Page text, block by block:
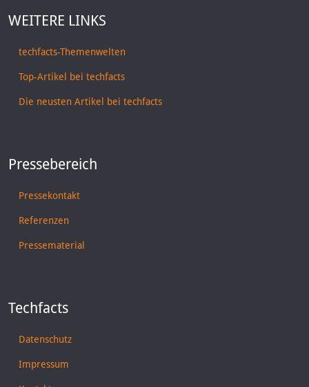
WEITERE LINKS
techfacts-Themenwelten
Top-Artikel bei techfacts
Die neusten Artikel bei techfacts
Pressebereich
Pressekontakt
Referenzen
Pressematerial
Techfacts
Datenschutz
Impressum